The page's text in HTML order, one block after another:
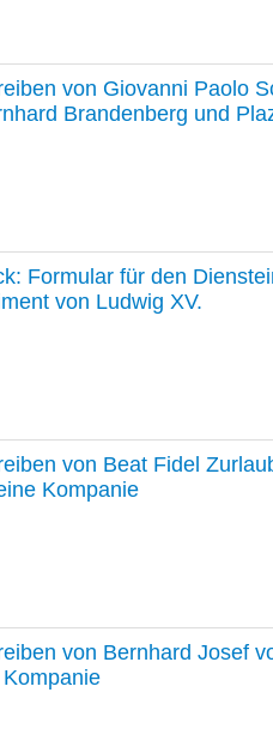
von Giovanni Paolo
Brandenberg und
Formular für den
von Ludwig XV.
von Beat Fidel
Kompanie
von Bernhard Josef